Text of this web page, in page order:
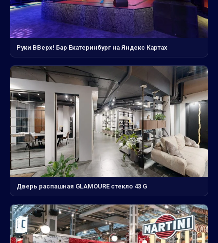
Руки ВВерх! Бар Екатеринбург на Яндекс Картах
Дверь распашная GLAMOURE стекло 43 G